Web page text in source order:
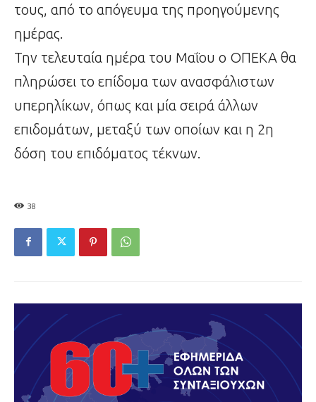
τους, από το απόγευμα της προηγούμενης
ημέρας.
Την τελευταία ημέρα του Μαΐου ο ΟΠΕΚΑ θα
πληρώσει το επίδομα των ανασφάλιστων
υπερηλίκων, όπως και μία σειρά άλλων
επιδομάτων, μεταξύ των οποίων και η 2η
δόση του επιδόματος τέκνων.
38